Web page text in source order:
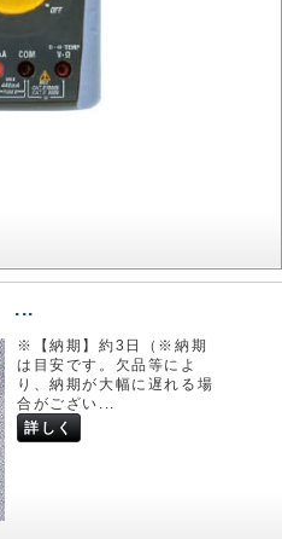
...
※【納期】約3日（※納期
は目安です。欠品等によ
り、納期が大幅に遅れる場
合がござい...
詳しく